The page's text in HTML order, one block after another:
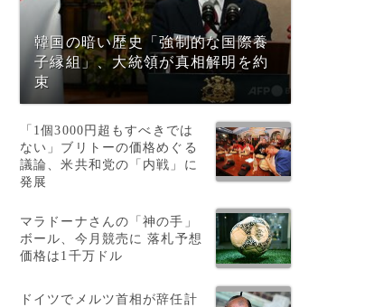
韓国の暗い歴史「強制的な国際養
子縁組」、大統領が真相解明を約
束
「1個3000円超もすべきでは
ない」ブリトーの価格めぐる
議論、米共和党の「内戦」に
発展
マラドーナさんの「神の手」
ボール、今月競売に 落札予想
価格は1千万ドル
ドイツでメルツ首相が辞任計